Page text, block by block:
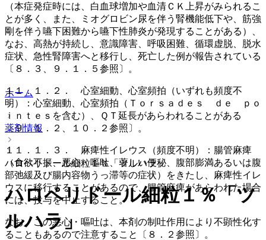
（本症発症時には、白血球増加や血清ＣＫ上昇がみられるこ
とが多く、また、ミオグロビン尿を伴う腎機能低下や、筋強
剛を伴う嚥下困難から嚥下性肺炎が発現することがある）、
なお、高熱が持続し、意識障害、呼吸困難、循環虚脱、脱水
症状、急性腎障害へと移行し、死亡した例が報告されている
〔８．３、９．１．５参照〕。
１１．１．２． 心室細動、心室頻拍（いずれも頻度不
明）：心室細動、心室頻拍（Ｔｏｒｓａｄｅｓ ｄｅ ｐｏ
ｉｎｔｅｓを含む）、ＱＴ延長があらわれることがある
〔９．１．２、１０．２参照〕。
１１．１．３． 麻痺性イレウス（頻度不明）：腸管麻痺
（食欲不振、悪心・嘔吐、著しい便秘、腹部膨満あるいは腹
部弛緩及び腸内容物うっ滞等の症状）をきたし、麻痺性イレ
ウスに移行することがあるので、腸管麻痺があらわれた場合
には、投与を中止すること。
なお、この悪心・嘔吐は、本剤の制吐作用により不顕性化す
ることもあるので注意すること〔８．２参照〕。
ホーム
薬剤情報
ハロペリドール細粒１％「ツルハラ」
ハロペリドール細粒１％「ツ
ルハラ」